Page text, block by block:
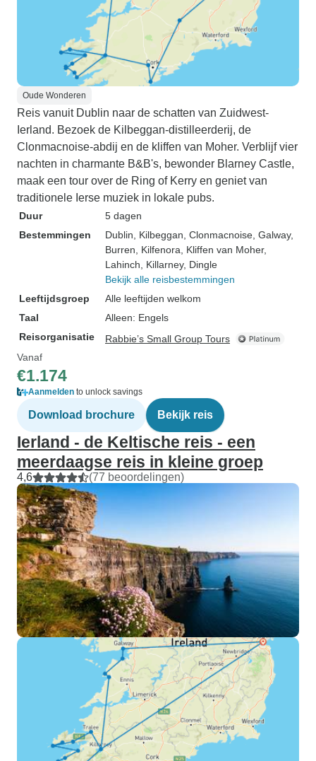
Oude Wonderen
Reis vanuit Dublin naar de schatten van Zuidwest-
Ierland. Bezoek de Kilbeggan-distilleerderij, de
Clonmacnoise-abdij en de kliffen van Moher. Verblijf vier
nachten in charmante B&B's, bewonder Blarney Castle,
maak een tour over de Ring of Kerry en geniet van
traditionele Ierse muziek in lokale pubs.
Duur
5 dagen
Bestemmingen
Dublin , Kilbeggan , Clonmacnoise , Galway,
Burren , Kilfenora , Kliffen van Moher,
Lahinch , Killarney, Dingle
Bekijk alle reisbestemmingen
Leeftijdsgroep
Alle leeftijden welkom
Taal
Alleen: Engels
Reisorganisatie
Rabbie’s Small Group Tours
Vanaf
€1.174
Aanmelden to unlock savings
Download brochure Bekijk reis
Ierland - de Keltische reis - een
meerdaagse reis in kleine groep
4,6 (77 beoordelingen)